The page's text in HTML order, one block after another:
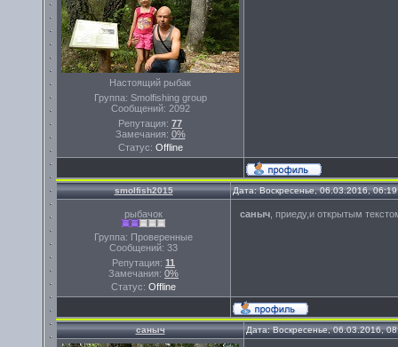
Настоящий рыбак
Группа: Smolfishing group
Сообщений: 2092
Репутация: 77
Замечания: 0%
Статус: Offline
smolfish2015 Дата: Воскресенье, 06.03.2016,
рыбачок
Группа: Проверенные
Сообщений: 33
Репутация: 11
Замечания: 0%
Статус: Offline
саныч , приеду,и открытым
саныч Дата: Воскресенье, 06.03.2016,